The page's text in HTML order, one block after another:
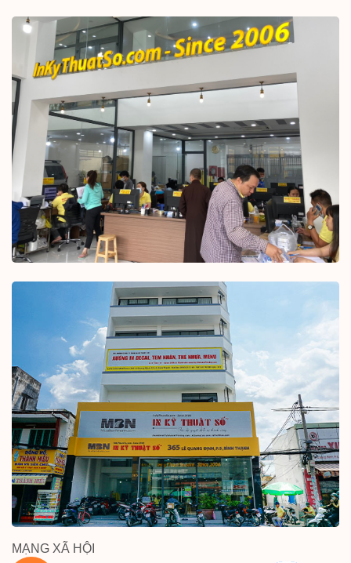
MẠNG XÃ HỘI